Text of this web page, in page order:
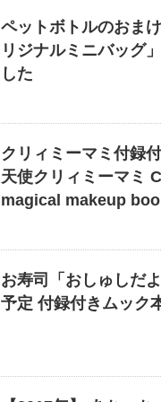
ペットボトルのおま
リジナルミニバッグ
した
クリィミーマミ付録
天使クリィミーマミ
magical makeup
お寿司「おしゅしだ
予定 付録付きムック